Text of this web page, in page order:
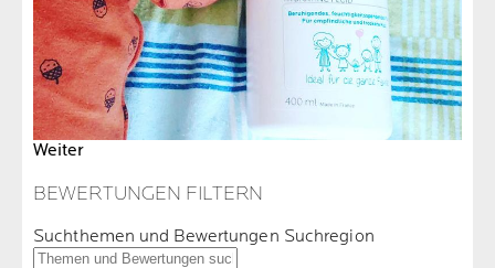
Weiter
BEWERTUNGEN FILTERN
Suchthemen und Bewertungen Suchregion